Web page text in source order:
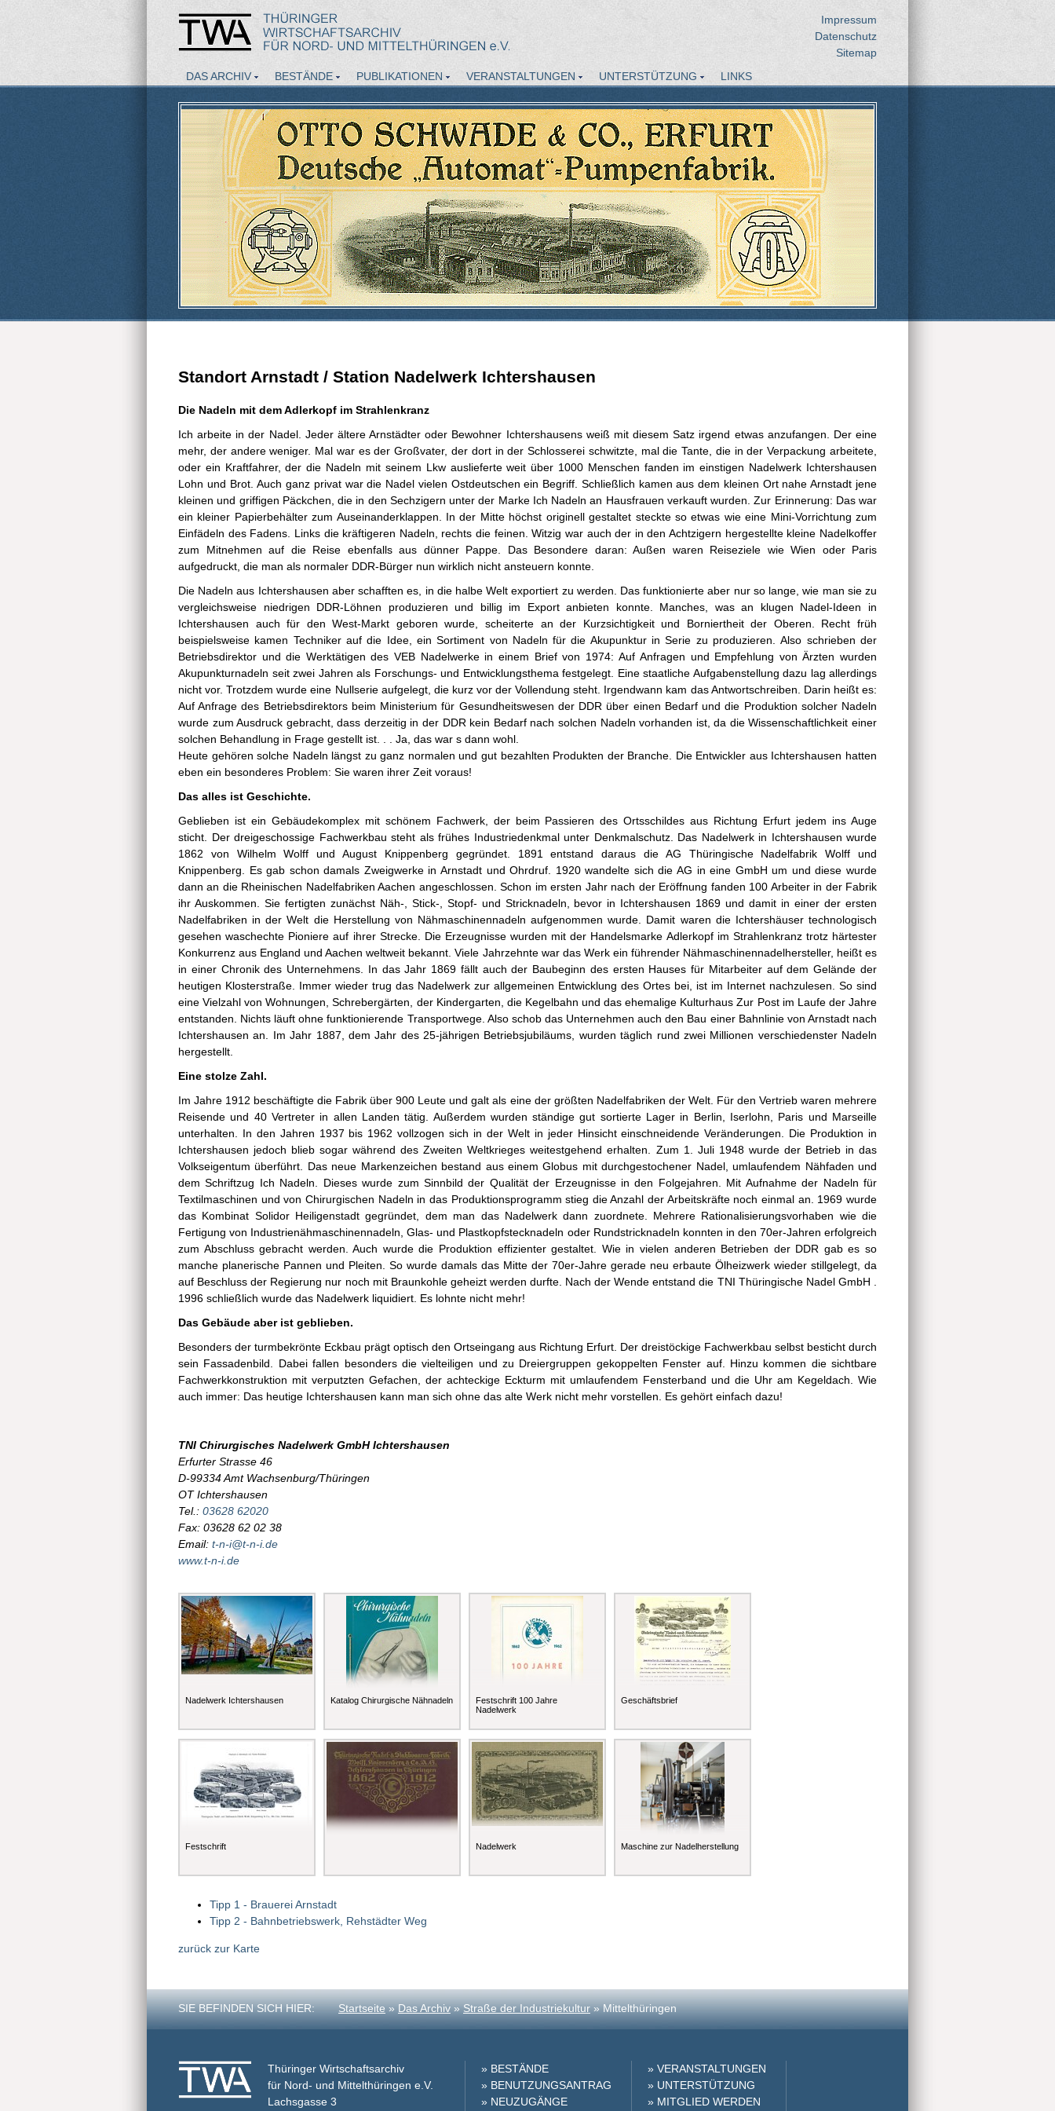
Impressum
Datenschutz
Sitemap
DAS ARCHIV
BESTÄNDE PUBLIKATIONEN VERANSTALTUNGEN UNTERSTÜTZUNG
LINKS
Standort Arnstadt / Station Nadelwerk Ichtershausen
Die Nadeln mit dem Adlerkopf im Strahlenkranz
Ich arbeite in der Nadel. Jeder ältere Arnstädter oder Bewohner Ichtershausens weiß mit diesem Satz irgend etwas anzufangen. Der eine
mehr, der andere weniger. Mal war es der Großvater, der dort in der Schlosserei schwitzte, mal die Tante, die in der Verpackung arbeitete,
oder ein Kraftfahrer, der die Nadeln mit seinem Lkw auslieferte weit über 1000 Menschen fanden im einstigen Nadelwerk Ichtershausen
Lohn und Brot. Auch ganz privat war die Nadel vielen Ostdeutschen ein Begriff. Schließlich kamen aus dem kleinen Ort nahe Arnstadt jene
kleinen und griffigen Päckchen, die in den Sechzigern unter der Marke Ich Nadeln an Hausfrauen verkauft wurden. Zur Erinnerung: Das war
ein kleiner Papierbehälter zum Auseinanderklappen. In der Mitte höchst originell gestaltet steckte so etwas wie eine Mini-Vorrichtung zum
Einfädeln des Fadens. Links die kräftigeren Nadeln, rechts die feinen. Witzig war auch der in den Achtzigern hergestellte kleine Nadelkoffer
zum Mitnehmen auf die Reise ebenfalls aus dünner Pappe. Das Besondere daran: Außen waren Reiseziele wie Wien oder Paris
aufgedruckt, die man als normaler DDR-Bürger nun wirklich nicht ansteuern konnte.
Die Nadeln aus Ichtershausen aber schafften es, in die halbe Welt exportiert zu werden. Das funktionierte aber nur so lange, wie man sie zu
vergleichsweise niedrigen DDR-Löhnen produzieren und billig im Export anbieten konnte. Manches, was an klugen Nadel-Ideen in
Ichtershausen auch für den West-Markt geboren wurde, scheiterte an der Kurzsichtigkeit und Borniertheit der Oberen. Recht früh
beispielsweise kamen Techniker auf die Idee, ein Sortiment von Nadeln für die Akupunktur in Serie zu produzieren. Also schrieben der
Betriebsdirektor und die Werktätigen des VEB Nadelwerke in einem Brief von 1974: Auf Anfragen und Empfehlung von Ärzten wurden
Akupunkturnadeln seit zwei Jahren als Forschungs- und Entwicklungsthema festgelegt. Eine staatliche Aufgabenstellung dazu lag allerdings
nicht vor. Trotzdem wurde eine Nullserie aufgelegt, die kurz vor der Vollendung steht. Irgendwann kam das Antwortschreiben. Darin heißt es:
Auf Anfrage des Betriebsdirektors beim Ministerium für Gesundheitswesen der DDR über einen Bedarf und die Produktion solcher Nadeln
wurde zum Ausdruck gebracht, dass derzeitig in der DDR kein Bedarf nach solchen Nadeln vorhanden ist, da die Wissenschaftlichkeit einer
solchen Behandlung in Frage gestellt ist. . . Ja, das war s dann wohl.
Heute gehören solche Nadeln längst zu ganz normalen und gut bezahlten Produkten der Branche. Die Entwickler aus Ichtershausen hatten
eben ein besonderes Problem: Sie waren ihrer Zeit voraus!
Das alles ist Geschichte.
Geblieben ist ein Gebäudekomplex mit schönem Fachwerk, der beim Passieren des Ortsschildes aus Richtung Erfurt jedem ins Auge
sticht. Der dreigeschossige Fachwerkbau steht als frühes Industriedenkmal unter Denkmalschutz. Das Nadelwerk in Ichtershausen wurde
1862 von Wilhelm Wolff und August Knippenberg gegründet. 1891 entstand daraus die AG Thüringische Nadelfabrik Wolff und
Knippenberg. Es gab schon damals Zweigwerke in Arnstadt und Ohrdruf. 1920 wandelte sich die AG in eine GmbH um und diese wurde
dann an die Rheinischen Nadelfabriken Aachen angeschlossen. Schon im ersten Jahr nach der Eröffnung fanden 100 Arbeiter in der Fabrik
ihr Auskommen. Sie fertigten zunächst Näh-, Stick-, Stopf- und Stricknadeln, bevor in Ichtershausen 1869 und damit in einer der ersten
Nadelfabriken in der Welt die Herstellung von Nähmaschinennadeln aufgenommen wurde. Damit waren die Ichtershäuser technologisch
gesehen waschechte Pioniere auf ihrer Strecke. Die Erzeugnisse wurden mit der Handelsmarke Adlerkopf im Strahlenkranz trotz härtester
Konkurrenz aus England und Aachen weltweit bekannt. Viele Jahrzehnte war das Werk ein führender Nähmaschinennadelhersteller, heißt es
in einer Chronik des Unternehmens. In das Jahr 1869 fällt auch der Baubeginn des ersten Hauses für Mitarbeiter auf dem Gelände der
heutigen Klosterstraße. Immer wieder trug das Nadelwerk zur allgemeinen Entwicklung des Ortes bei, ist im Internet nachzulesen. So sind
eine Vielzahl von Wohnungen, Schrebergärten, der Kindergarten, die Kegelbahn und das ehemalige Kulturhaus Zur Post im Laufe der Jahre
entstanden. Nichts läuft ohne funktionierende Transportwege. Also schob das Unternehmen auch den Bau einer Bahnlinie von Arnstadt nach
Ichtershausen an. Im Jahr 1887, dem Jahr des 25-jährigen Betriebsjubiläums, wurden täglich rund zwei Millionen verschiedenster Nadeln
hergestellt.
Eine stolze Zahl.
Im Jahre 1912 beschäftigte die Fabrik über 900 Leute und galt als eine der größten Nadelfabriken der Welt. Für den Vertrieb waren mehrere
Reisende und 40 Vertreter in allen Landen tätig. Außerdem wurden ständige gut sortierte Lager in Berlin, Iserlohn, Paris und Marseille
unterhalten. In den Jahren 1937 bis 1962 vollzogen sich in der Welt in jeder Hinsicht einschneidende Veränderungen. Die Produktion in
Ichtershausen jedoch blieb sogar während des Zweiten Weltkrieges weitestgehend erhalten. Zum 1. Juli 1948 wurde der Betrieb in das
Volkseigentum überführt. Das neue Markenzeichen bestand aus einem Globus mit durchgestochener Nadel, umlaufendem Nähfaden und
dem Schriftzug Ich Nadeln. Dieses wurde zum Sinnbild der Qualität der Erzeugnisse in den Folgejahren. Mit Aufnahme der Nadeln für
Textilmaschinen und von Chirurgischen Nadeln in das Produktionsprogramm stieg die Anzahl der Arbeitskräfte noch einmal an. 1969 wurde
das Kombinat Solidor Heiligenstadt gegründet, dem man das Nadelwerk dann zuordnete. Mehrere Rationalisierungsvorhaben wie die
Fertigung von Industrienähmaschinennadeln, Glas- und Plastkopfstecknadeln oder Rundstricknadeln konnten in den 70er-Jahren erfolgreich
zum Abschluss gebracht werden. Auch wurde die Produktion effizienter gestaltet. Wie in vielen anderen Betrieben der DDR gab es so
manche planerische Pannen und Pleiten. So wurde damals das Mitte der 70er-Jahre gerade neu erbaute Ölheizwerk wieder stillgelegt, da
auf Beschluss der Regierung nur noch mit Braunkohle geheizt werden durfte. Nach der Wende entstand die TNI Thüringische Nadel GmbH .
1996 schließlich wurde das Nadelwerk liquidiert. Es lohnte nicht mehr!
Das Gebäude aber ist geblieben.
Besonders der turmbekrönte Eckbau prägt optisch den Ortseingang aus Richtung Erfurt. Der dreistöckige Fachwerkbau selbst besticht durch
sein Fassadenbild. Dabei fallen besonders die vielteiligen und zu Dreiergruppen gekoppelten Fenster auf. Hinzu kommen die sichtbare
Fachwerkkonstruktion mit verputzten Gefachen, der achteckige Eckturm mit umlaufendem Fensterband und die Uhr am Kegeldach. Wie
auch immer: Das heutige Ichtershausen kann man sich ohne das alte Werk nicht mehr vorstellen. Es gehört einfach dazu!
TNI Chirurgisches Nadelwerk GmbH Ichtershausen
Erfurter Strasse 46
D-99334 Amt Wachsenburg/Thüringen
OT Ichtershausen
Tel.: 03628 62020
Fax: 03628 62 02 38
Email: t-n-i@t-n-i.de
www.t-n-i.de
Nadelwerk Ichtershausen Katalog Chirurgische Nähnadeln
Festschrift 100 Jahre
Nadelwerk
Geschäftsbrief
Festschrift Nadelwerk Maschine zur Nadelherstellung
Tipp 1 - Brauerei Arnstadt
Tipp 2 - Bahnbetriebswerk, Rehstädter Weg
zurück zur Karte
SIE BEFINDEN SICH HIER: Startseite»Das Archiv»Straße der Industriekultur» Mittelthüringen
Thüringer Wirtschaftsarchiv
für Nord- und Mittelthüringen e.V.
Lachsgasse 3
» BESTÄNDE
» BENUTZUNGSANTRAG
» NEUZUGÄNGE
» VERANSTALTUNGEN
» UNTERSTÜTZUNG
» MITGLIED WERDEN